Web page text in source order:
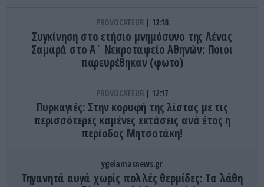
PROVOCATEUR 12:18
Συγκίνηση στο ετήσιο μνημόσυνο της Λένας
Σαμαρά στο Α΄ Νεκροταφείο Αθηνών: Ποιοι
παρευρέθηκαν (φωτο)
PROVOCATEUR 12:17
Πυρκαγιές: Στην κορυφή της λίστας με τις
περισσότερες καμένες εκτάσεις ανά έτος η
περίοδος Μητσοτάκη!
ygeiamasnews.gr
Τηγανητά αυγά χωρίς πολλές θερμίδες: Τα λάθη